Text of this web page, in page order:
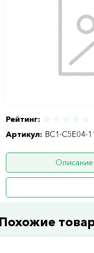
Рейтинг:
Артикул: BC1-C5E04-
Описание